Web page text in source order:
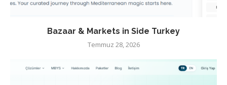
Bazaar & Markets in Side Turkey
Temmuz 28, 2026